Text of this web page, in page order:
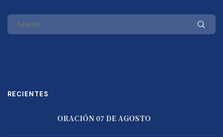
RECIENTES
ORACIÓN 07 DE AGOSTO